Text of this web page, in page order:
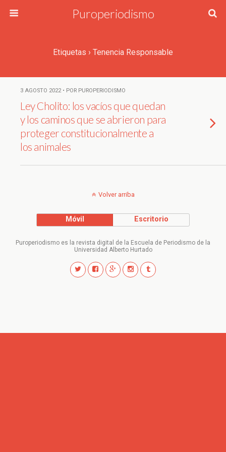
Puroperiodismo
Etiquetas › Tenencia Responsable
3 AGOSTO 2022 • POR PUROPERIODISMO
Ley Cholito: los vacíos que quedan
y los caminos que se abrieron para
proteger constitucionalmente a
los animales
Volver arriba
Móvil Escritorio
Puroperiodismo es la revista digital de la Escuela de Periodismo de la
Universidad Alberto Hurtado